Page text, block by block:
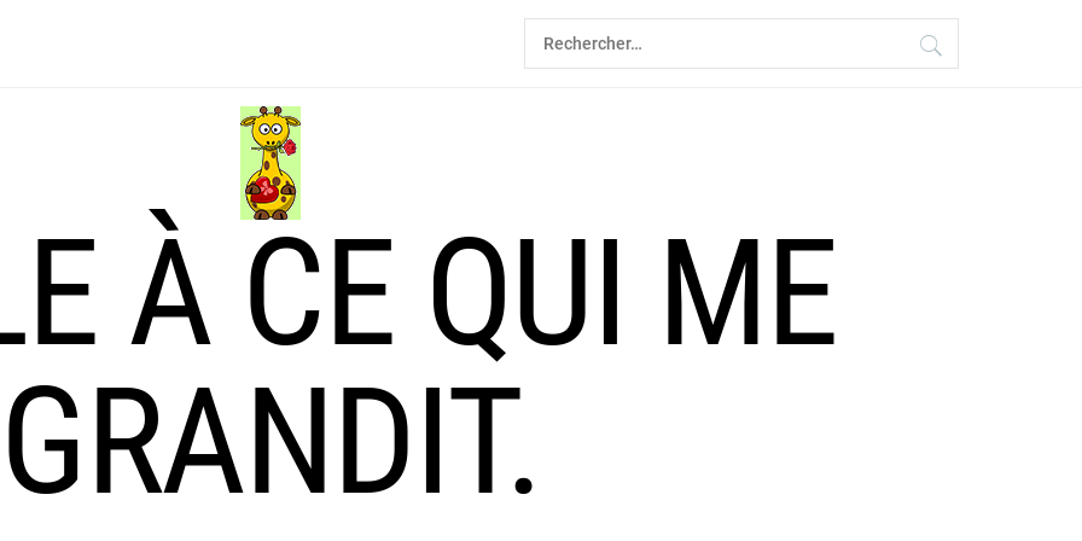
Rechercher :
À CE QUI ME
GRANDIT.